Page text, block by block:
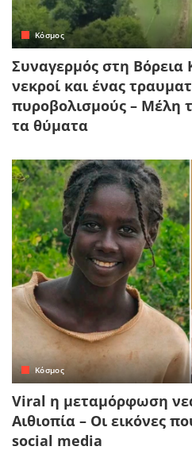
Κόσμος
Συναγερμός στη Βόρεια
νεκροί και ένας
πυροβολισμούς – Μέλη
τα θύματα
Κόσμος
Viral η μεταμόρφωση
Αιθιοπία – Οι εικόνες
social media